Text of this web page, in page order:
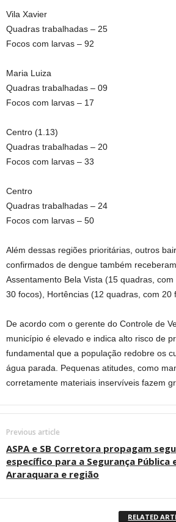
Vila Xavier
Quadras trabalhadas – 25
Focos com larvas – 92
Maria Luiza
Quadras trabalhadas – 09
Focos com larvas – 17
Centro (1.13)
Quadras trabalhadas – 20
Focos com larvas – 33
Centro
Quadras trabalhadas – 24
Focos com larvas – 50
Além dessas regiões prioritárias, outros
confirmados de dengue também
Assentamento Bela Vista (15 quadras,
30 focos), Hortências (12 quadras, com
De acordo com o gerente do Controle de
município é elevado e indica alto risco de
fundamental que a população redobre os
água parada. Pequenas atitudes, como
corretamente materiais inservíveis fazem
Previous article
ASPA e SB Corretora propagam
específico para a Segurança Pública
Araraquara e região
RELATED